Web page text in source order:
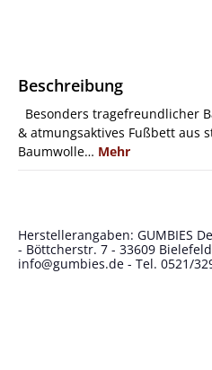
Beschreibung
Besonders tragefreundlicher
& atmungsaktives Fußbett aus
Baumwolle… Mehr
Herstellerangaben: GUMBIES
- Böttcherstr. 7 - 33609
info@gumbies.de - Tel. 0521/